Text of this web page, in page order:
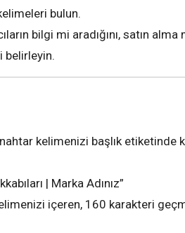
bulun.
bilgi mi aradığını, satın
belirleyin.
kelimenizi başlık etiketinde
| Marka Adınız”
içeren, 160 karakteri